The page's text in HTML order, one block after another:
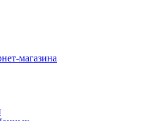
магазина